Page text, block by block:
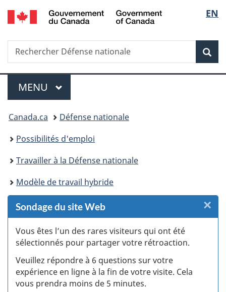
Passer
au
des
Passer
au
principal
Passer
à
Au
du
Passer
à
version
simplifiée
de
la
EN
Recherche
Rechercher
Défense
Menu
MENU PRINCIPAL
Vous
êtes
ici :
Canada.ca
Défense nationale
Possibilités d'emploi
Travailler à la Défense nationale
Modèle de travail hybride
Sondage du site Web
Vous êtes l’un des rares visiteurs qui ont été
sélectionnés pour partager votre rétroaction.
Veuillez répondre à 6 questions sur votre
expérience en ligne à la fin de votre visite. Cela
vous prendra moins de 5 minutes.
×